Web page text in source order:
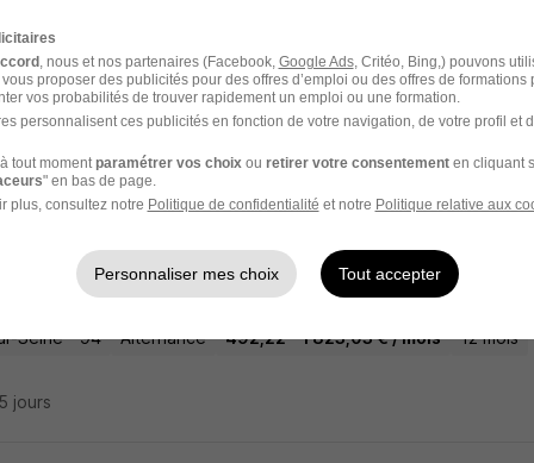
Seine - 94
jours
- Assistant Business Analyst
E.Leclerc H/F
Seine - 94 Alternance 492,22 - 1 823,03 € / mois 12 mois
jours
, nous et nos partenaires (Facebook, Google Ads, Critéo, Bing,) pouvons
proposer des publicités pour des offres d’emploi ou des offres de formations
vos probabilités de trouver rapidement un emploi ou une formation.
personnalisent ces publicités en fonction de votre navigation, de votre profil et
tout moment paramétrer vos choix ou retirer votre consentementen cliquant
" en bas de page.
plus, consultez notre Politique de confidentialité et notre Politique relative aux
Personnaliser mes choix Tout accepter